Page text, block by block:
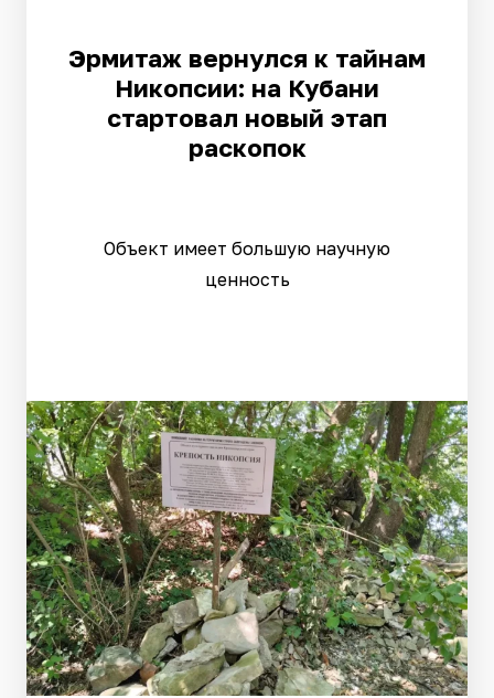
Эрмитаж вернулся к тайнам
Никопсии: на Кубани
стартовал новый этап
раскопок
Объект имеет большую научную
ценность